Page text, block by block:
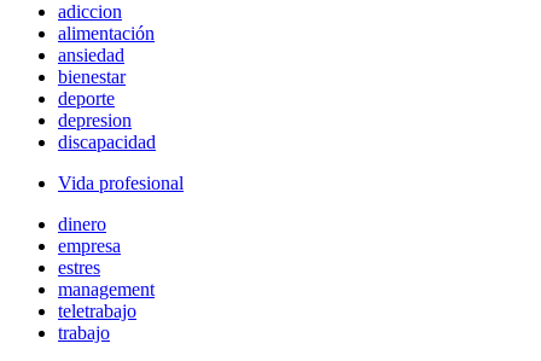
adiccion
alimentación
ansiedad
bienestar
deporte
depresion
discapacidad
Vida profesional
dinero
empresa
estres
management
teletrabajo
trabajo